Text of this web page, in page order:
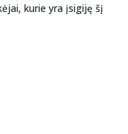
kurie yra įsigiję šį